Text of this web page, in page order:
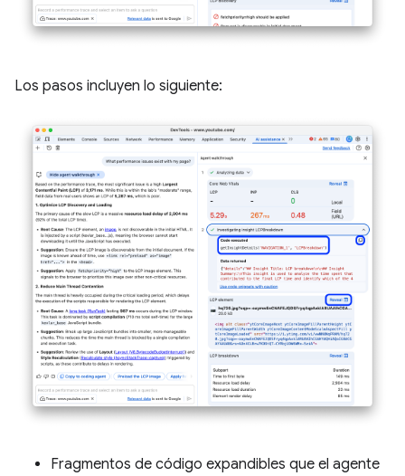
Los pasos incluyen lo siguiente:
Fragmentos de código expandibles que el agente